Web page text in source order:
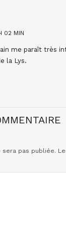
02 MIN
me paraît très
la Lys.
pas publiée.